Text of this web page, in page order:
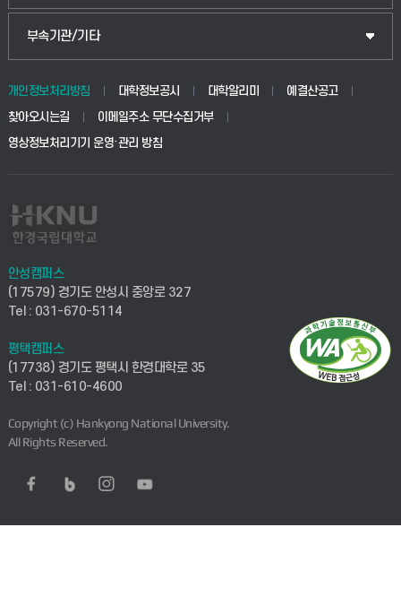
부속기관/기타
개인정보처리방침 대학정보공시 대학알리미
예결산공고
찾아오시는길
이메일주소 무단수집거부
영상정보처리기기 운영·관리 방침
안성캠퍼스
(17579) 경기도 안성시 중앙로 327
Tel : 031-670-5114
평택캠퍼스
(17738) 경기도 평택시 한경대학로 35
Tel : 031-610-4600
Copyright (c) Hankyong National University.
All Rights Reserved.